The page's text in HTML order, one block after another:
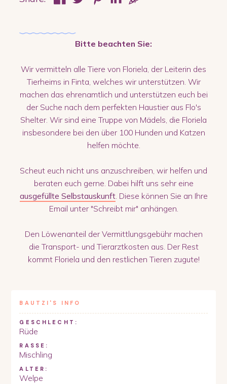
Bitte beachten Sie:
Wir vermitteln alle Tiere von Floriela, der Leiterin des
Tierheims in Finta, welches wir unterstützen. Wir
machen das ehrenamtlich und unterstützen euch bei
der Suche nach dem perfekten Haustier aus Flo's
Shelter. Wir sind eine Truppe von Mädels, die Floriela
insbesondere bei den über 100 Hunden und Katzen
helfen möchte.
Scheut euch nicht uns anzuschreiben, wir helfen und
beraten euch gerne. Dabei hilft uns sehr eine
ausgefüllte Selbstauskunft. Diese können Sie an Ihre
Email unter "Schreibt mir" anhängen.
Den Löwenanteil der Vermittlungsgebühr machen
die Transport- und Tierarztkosten aus. Der Rest
kommt Floriela und den restlichen Tieren zugute!
BAUTZI 'S INFO
GESCHLECHT:
Rüde
RASSE:
Mischling
ALTER:
Welpe